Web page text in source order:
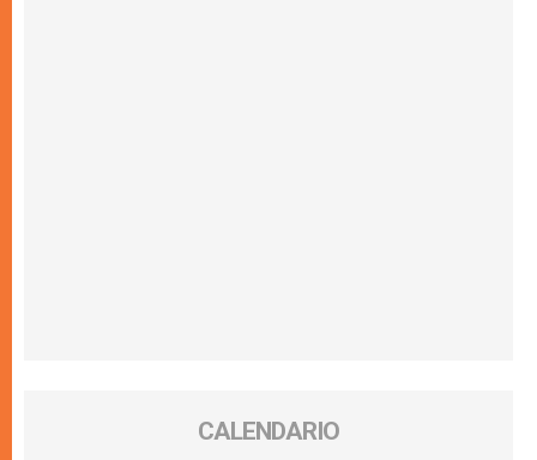
CALENDARIO